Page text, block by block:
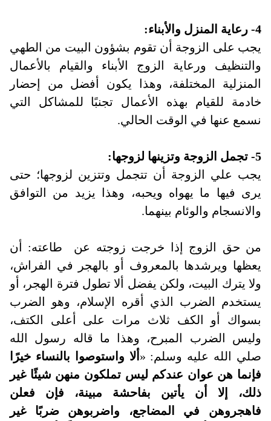
4- رعاية المنزل والأبناء
:
يجب على الزوجة أن تقوم بشؤون البيت من الطهي
والتنظيف ورعاية الزوج الأبناء والقيام بالأعمال
المنزلية المختلفة، وهذا يكون أفضل من إحضار
خادمة للقيام بهذه الأعمال تجنبًا للمشاكل التي
نسمع عنها في الوقت الحالي.
5- تجمل الزوجة وتزينها لزوجها
:
يجب علي الزوجة أن تتجمل وتتزين لزوجها؛ حتى
يرى فيها ما يهواه ويحبه، وهذا يزيد من التوافق
والانسجام والوئام بينهما.
من حق الزوج إذا خرجت زوجته عن
طاعته: أن
يعظها ويرشدها بالمعروف أو بالهجر في الفراش،
ولا يترك البيت، ولكن يفضل ألا تطول فترة الهجر، أو
يستخدم الضرب الذي أقره الإسلام، وهو الضرب
بسواك أو الكف ثلاث مرات على أعلى الكتف،
وليس الضرب المبرح، وهذا ما قاله رسول الله
صلي الله عليه وسلم: « ألا واستوصوا بالنساء خيرًا
فإنما هن عوان عندكم ليس تملكون منهن شيئًا غير
ذلك، إلا أن يأتين بفاحشة مبينة، فإن فعلن
فاهجروهن في المضاجع، واضربوهن ضربًا غير